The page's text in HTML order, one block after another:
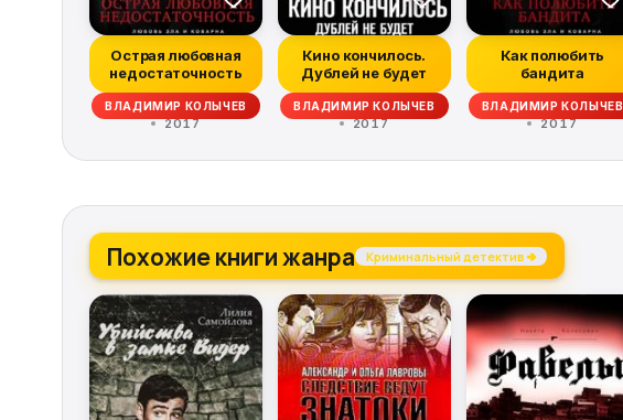
Острая любовная
недостаточность
ВЛАДИМИР КОЛЫЧЕВ
2017
Кино кончилось.
Дублей не будет
ВЛАДИМИР КОЛЫЧЕВ
2017
Как полюбить
бандита
ВЛАДИМИР КОЛЫЧЕВ
2017
Похожие книги жанра Криминальный детектив →